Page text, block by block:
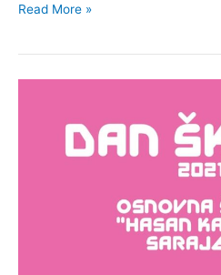
Read More »